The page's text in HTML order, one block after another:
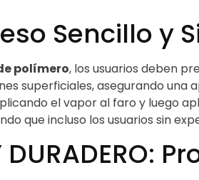
Sencillo y
polímero, los usuarios deben
superficiales, asegurando
el vapor al faro y luego
que incluso los usuarios sin
DURADERO: